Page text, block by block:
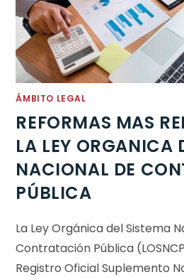
ÁMBITO LEGAL
REFORMAS MAS
LA LEY ORGANICA
NACIONAL DE
PÚBLICA
La Ley Orgánica del Sistema
Contratación Pública
Registro Oficial Suplemento